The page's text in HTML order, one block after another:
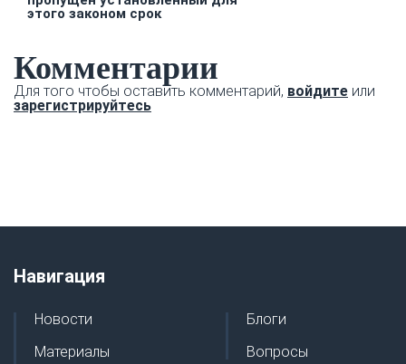
этого законом срок
Комментарии
Для того чтобы оставить комментарий, войдите или
зарегистрируйтесь
Навигация
Новости
Материалы
Блоги
Вопросы